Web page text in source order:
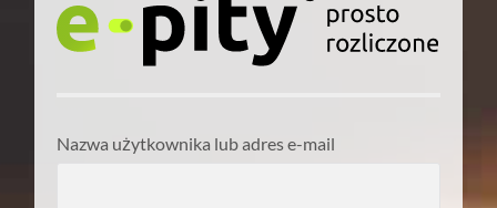
Nazwa użytkownika lub adres e-mail